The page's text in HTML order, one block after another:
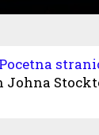
Pocetna
Johna